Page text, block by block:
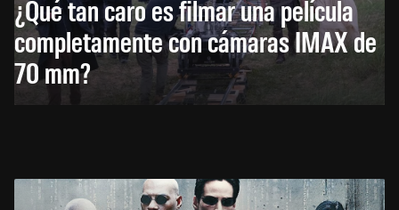
¿Qué tan caro es filmar una película
completamente con cámaras IMAX de
70 mm?